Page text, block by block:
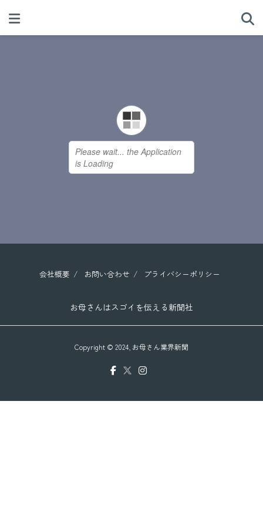
会社概要 お問い合わせ プライバシーポリシー
お母さんはスゴイを伝える新聞社
Copyright © 2024, お母さん業界新聞